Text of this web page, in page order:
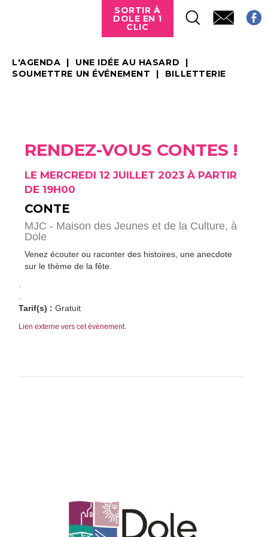
SORTIR À
DOLE EN 1
CLIC
L'AGENDA
UNE IDÉE AU HASARD
SOUMETTRE UN ÉVÉNEMENT
BILLETTERIE
RENDEZ-VOUS CONTES !
LE MERCREDI 12 JUILLET 2023 À PARTIR
DE 19H00
CONTE
MJC - Maison des Jeunes et de la Culture, à
Dole
Venez écouter ou raconter des histoires, une anecdote
sur le thème de la fête.
Tarif(s) : Gratuit
Lien externe vers cet évènement.